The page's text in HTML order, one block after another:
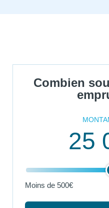
Combien
25
Moins de 500€